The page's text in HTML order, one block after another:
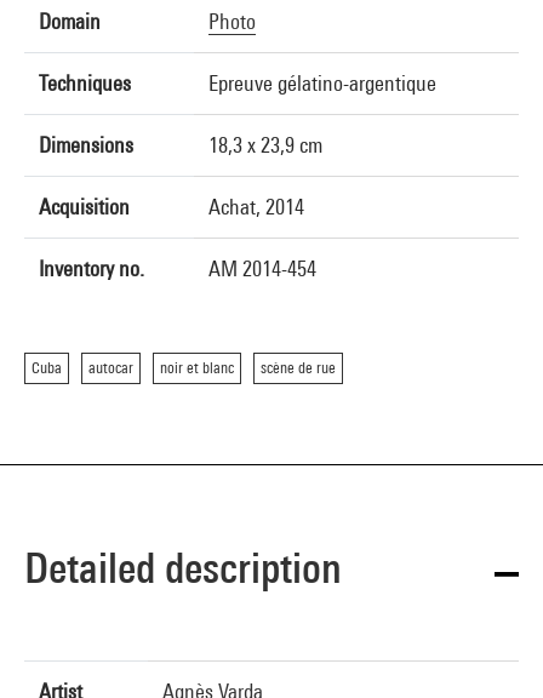
Domain Photo
Techniques Epreuve gélatino-argentique
Dimensions 18,3 x 23,9 cm
Acquisition Achat, 2014
Inventory no. AM 2014-454
Cuba autocar noir et blanc scène de rue
Detailed description
Artist
Agnès Varda